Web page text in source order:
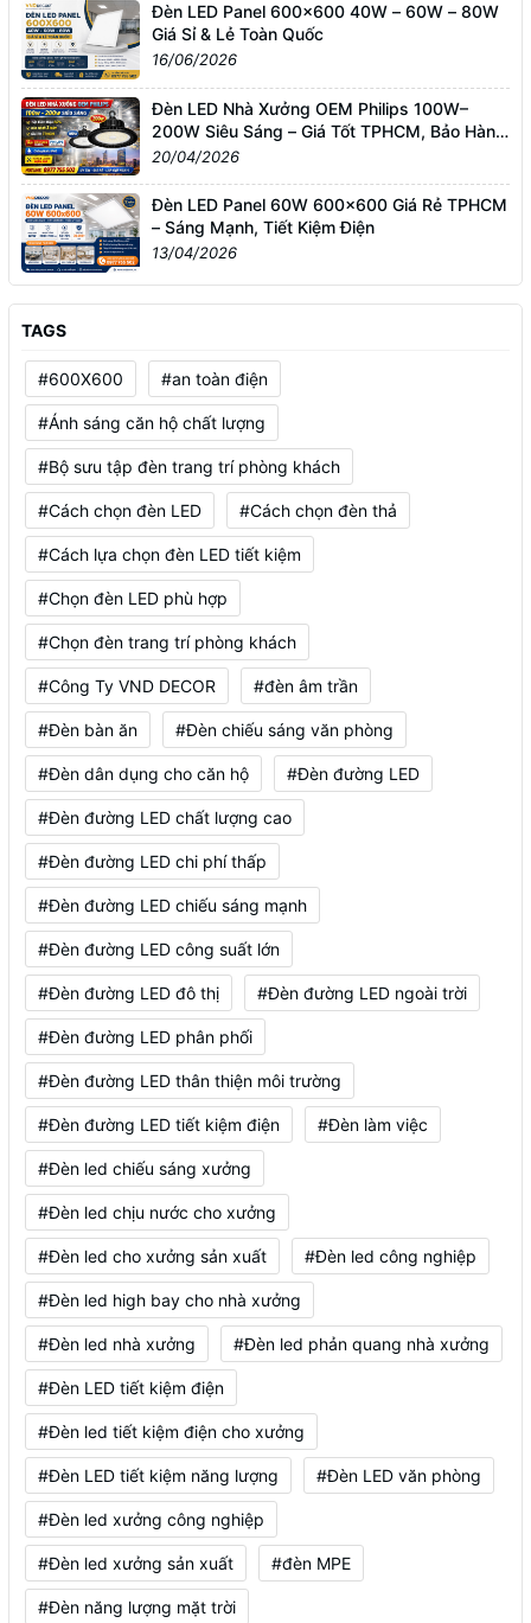
Đèn LED Panel 600x600 40W – 60W – 80W
Giá Sỉ & Lẻ Toàn Quốc
16/06/2026
Đèn LED Nhà Xưởng OEM Philips 100W–
200W Siêu Sáng – Giá Tốt TPHCM, Bảo Hành
3 Năm
20/04/2026
Đèn LED Panel 60W 600x600 Giá Rẻ TPHCM
– Sáng Mạnh, Tiết Kiệm Điện
13/04/2026
TAGS
#600X600 #an toàn điện
#Ánh sáng căn hộ chất lượng
#Bộ sưu tập đèn trang trí phòng khách
#Cách chọn đèn LED #Cách chọn đèn thả
#Cách lựa chọn đèn LED tiết kiệm
#Chọn đèn LED phù hợp
#Chọn đèn trang trí phòng khách
#Công Ty VND DECOR #đèn âm trần
#Đèn bàn ăn #Đèn chiếu sáng văn phòng
#Đèn dân dụng cho căn hộ #Đèn đường LED
#Đèn đường LED chất lượng cao
#Đèn đường LED chi phí thấp
#Đèn đường LED chiếu sáng mạnh
#Đèn đường LED công suất lớn
#Đèn đường LED đô thị #Đèn đường LED ngoài trời
#Đèn đường LED phân phối
#Đèn đường LED thân thiện môi trường
#Đèn đường LED tiết kiệm điện #Đèn làm việc
#Đèn led chiếu sáng xưởng
#Đèn led chịu nước cho xưởng
#Đèn led cho xưởng sản xuất #Đèn led công nghiệp
#Đèn led high bay cho nhà xưởng
#Đèn led nhà xưởng #Đèn led phản quang nhà xưởng
#Đèn LED tiết kiệm điện
#Đèn led tiết kiệm điện cho xưởng
#Đèn LED tiết kiệm năng lượng #Đèn LED văn phòng
#Đèn led xưởng công nghiệp
#Đèn led xưởng sản xuất #đèn MPE
#Đèn năng lượng mặt trời